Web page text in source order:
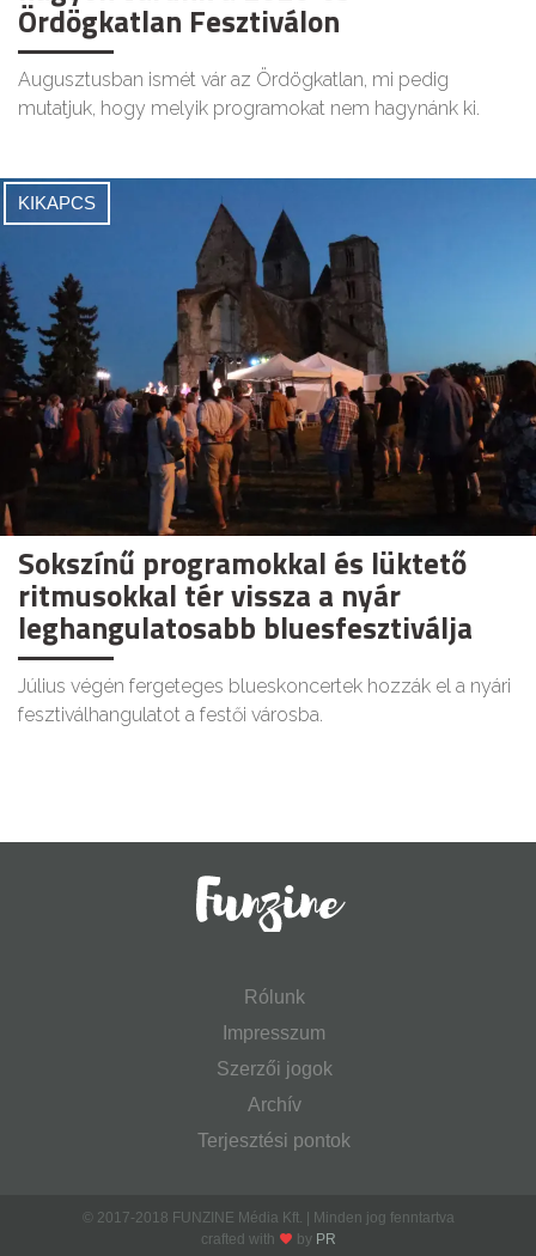
Ördögkatlan Fesztiválon
Augusztusban ismét vár az Ördögkatlan, mi pedig
mutatjuk, hogy melyik programokat nem hagynánk ki.
KIKAPCS
Sokszínű programokkal és lüktető
ritmusokkal tér vissza a nyár
leghangulatosabb bluesfesztiválja
Július végén fergeteges blueskoncertek hozzák el a nyári
fesztiválhangulatot a festői városba.
Rólunk
Impresszum
Szerzői jogok
Archív
Terjesztési pontok
© 2017-2018 FUNZINE Média Kft. | Minden jog fenntartva
crafted with
by PR